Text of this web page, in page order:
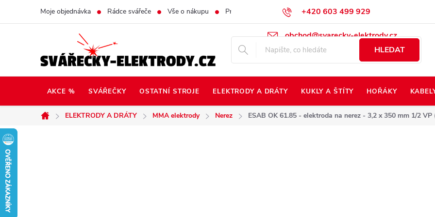
+420 603 499 929
obchod@svarecky-elektrody.cz
Moje objednávka Rádce svářeče Vše o nákupu Prodej na Slovensko Napište nám Kontakty
HLEDAT
AKCE % SVÁŘEČKY OSTATNÍ STROJE ELEKTRODY A DRÁTY KUKLY A ŠTÍTY HOŘÁKY
Domů
ELEKTRODY A DRÁTY MMA elektrody Nerez ESAB OK 61.85 - elektroda na nerez - 3,2 x 350 mm 1/2 VP